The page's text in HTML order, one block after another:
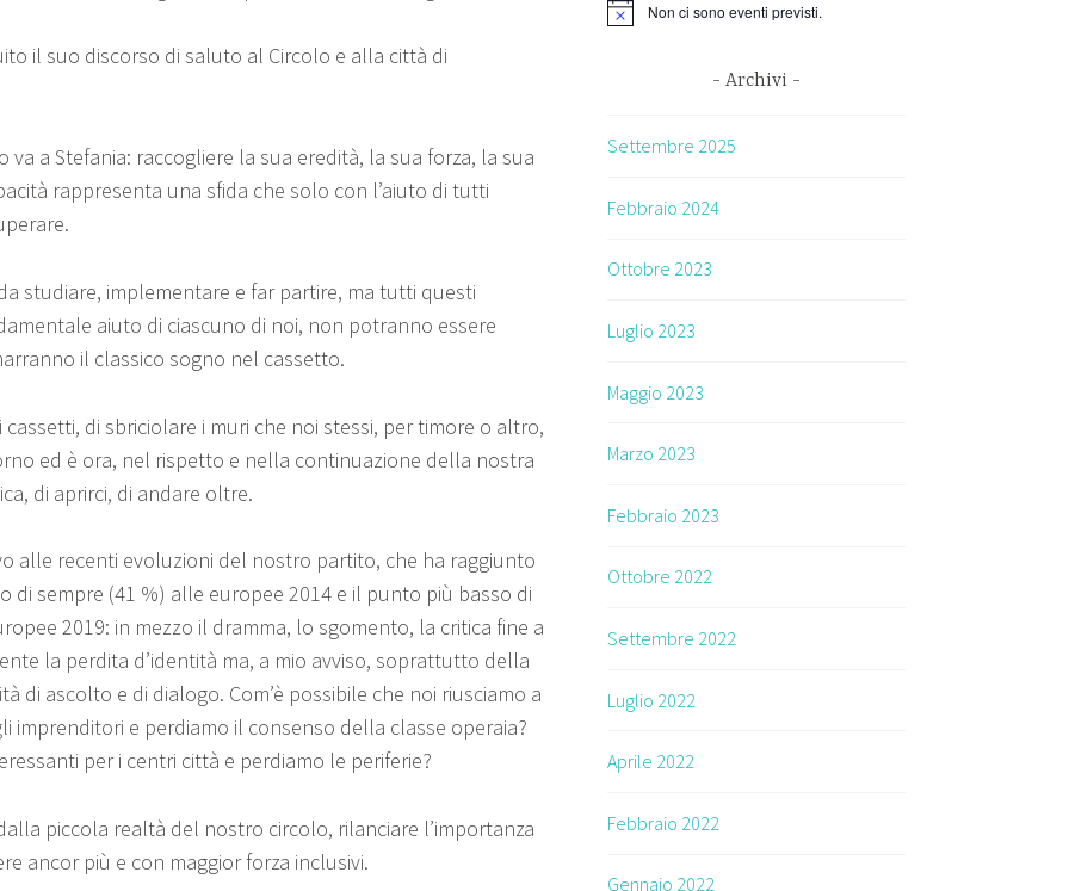
il suo discorso di saluto al Circolo e alla città di
va a Stefania: raccogliere la sua eredità, la sua forza, la sua
rappresenta una sfida che solo con l’aiuto di tutti
studiare, implementare e far partire, ma tutti questi
aiuto di ciascuno di noi, non potranno essere
il classico sogno nel cassetto.
cassetti, di sbriciolare i muri che noi stessi, per timore o altro,
ed è ora, nel rispetto e nella continuazione della nostra
di aprirci, di andare oltre.
alle recenti evoluzioni del nostro partito, che ha raggiunto
di sempre (41 %) alle europee 2014 e il punto più basso di
2019: in mezzo il dramma, lo sgomento, la critica fine a
la perdita d’identità ma, a mio avviso, soprattutto della
di ascolto e di dialogo. Com’è possibile che noi riusciamo a
imprenditori e perdiamo il consenso della classe operaia?
per i centri città e perdiamo le periferie?
piccola realtà del nostro circolo, rilanciare l’importanza
ancor più e con maggior forza inclusivi.
Non ci sono eventi previsti.
Archivi
Settembre 2025
Febbraio 2024
Ottobre 2023
Luglio 2023
Maggio 2023
Marzo 2023
Febbraio 2023
Ottobre 2022
Settembre 2022
Luglio 2022
Aprile 2022
Febbraio 2022
Gennaio 2022